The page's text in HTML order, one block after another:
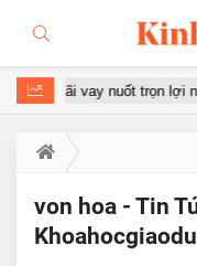
đồng, lãi vay nuốt trọn lợi
von hoa - Tin